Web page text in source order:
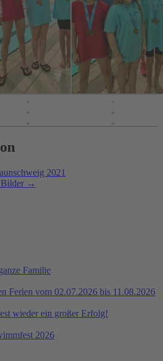
2021
→
Familie
Ferien vom 02.07.2026 bis 11.08.2026
wieder ein großer Erfolg!
2026